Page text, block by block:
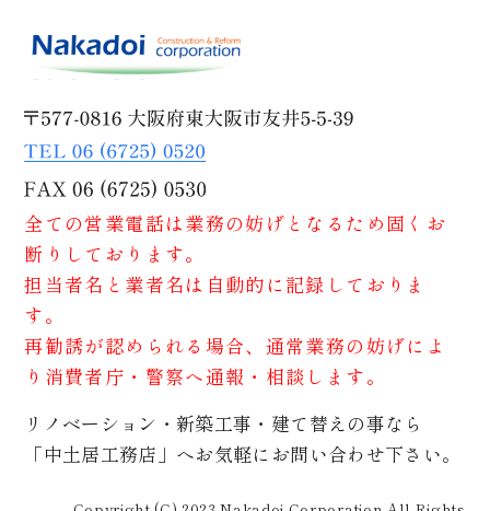
全ての営業電話は業務の妨げとなるため固くお
断りしております。
担当者名と業者名は自動的に記録しておりま
す。
再勧誘が認められる場合、通常業務の妨げによ
り消費者庁・警察へ通報・相談します。
リノベーション・新築工事・建て替えの事なら
「中土居工務店」へお気軽にお問い合わせ下さい。